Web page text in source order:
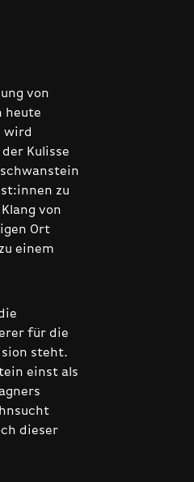
von
heute
wird
Kulisse
zu
von
Ort
einem
für die
steht.
einst als
dieser